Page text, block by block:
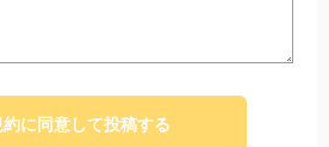
に同意して投稿する